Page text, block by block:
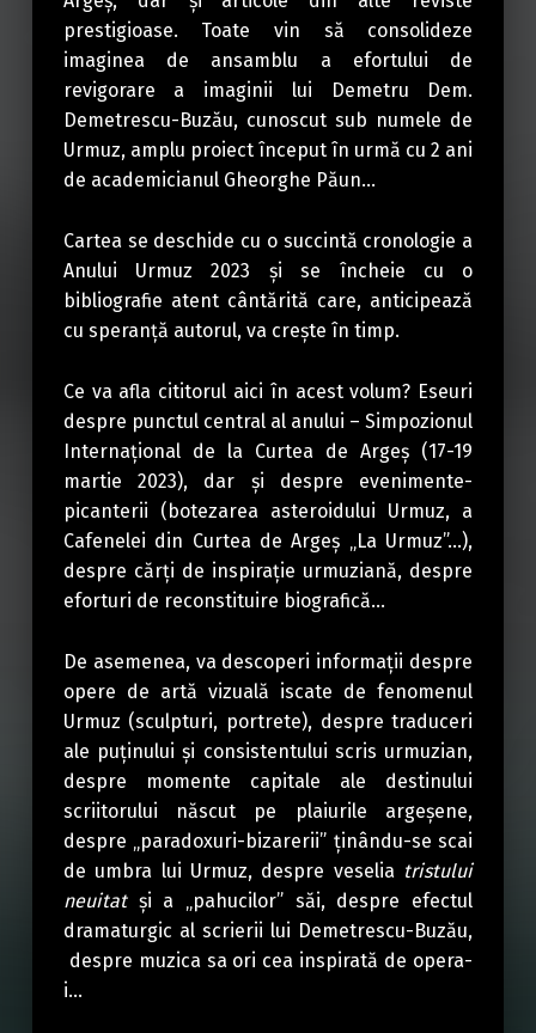
prestigioase. Toate vin să consolideze
imaginea de ansamblu a efortului de
revigorare a imaginii lui Demetru Dem.
Demetrescu-Buzău, cunoscut sub numele de
Urmuz, amplu proiect început în urmă cu 2 ani
de academicianul Gheorghe Păun…
Cartea se deschide cu o succintă cronologie a
Anului Urmuz 2023 și se încheie cu o
bibliografie atent cântărită care, anticipează
cu speranță autorul, va crește în timp.
Ce va afla cititorul aici în acest volum? Eseuri
despre punctul central al anului – Simpozionul
Internațional de la Curtea de Argeș (17-19
martie 2023), dar și despre evenimente-
picanterii (botezarea asteroidului Urmuz, a
Cafenelei din Curtea de Argeș „La Urmuz”…),
despre cărți de inspirație urmuziană, despre
eforturi de reconstituire biografică…
De asemenea, va descoperi informații despre
opere de artă vizuală iscate de fenomenul
Urmuz (sculpturi, portrete), despre traduceri
ale puținului și consistentului scris urmuzian,
despre momente capitale ale destinului
scriitorului născut pe plaiurile argeșene,
despre „paradoxuri-bizarerii” ținându-se scai
de umbra lui Urmuz, despre veselia tristului
neuitatși a „pahucilor” săi, despre efectul
dramaturgic al scrierii lui Demetrescu-Buzău,
despre muzica sa ori cea inspirată de opera-
i…